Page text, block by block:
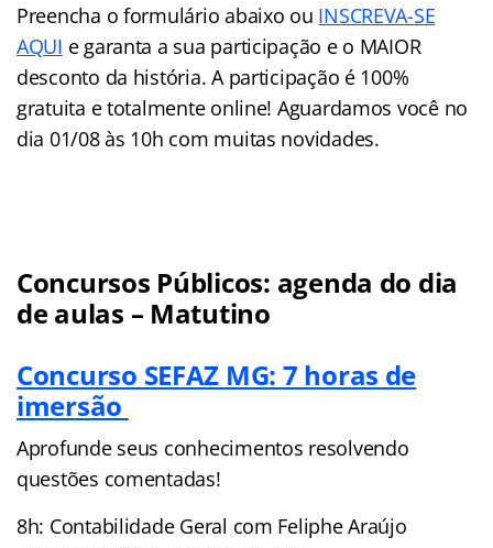
Preencha o formulário abaixo ou INSCREVA-SE
AQUI e garanta a sua participação e o MAIOR
desconto da história. A participação é 100%
gratuita e totalmente online! Aguardamos você no
dia 01/08 às 10h com muitas novidades.
Concursos Públicos: agenda do dia
de aulas – Matutino
Concurso SEFAZ MG: 7 horas de
imersão
Aprofunde seus conhecimentos resolvendo
questões comentadas!
8h: Contabilidade Geral com Feliphe Araújo